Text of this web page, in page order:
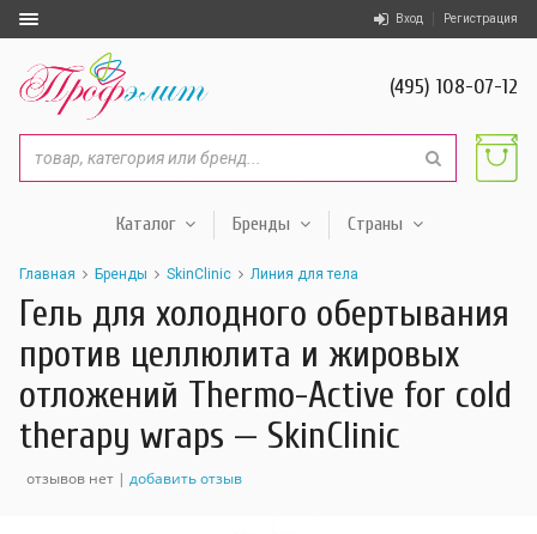
Вход Регистрация
(495) 108-07-12
Каталог Бренды Страны
Главная Бренды SkinClinic Линия для тела
Гель для холодного обертывания
против целлюлита и жировых
отложений Thermo-Active for cold
therapy wraps — SkinClinic
отзывов нет | добавить отзыв